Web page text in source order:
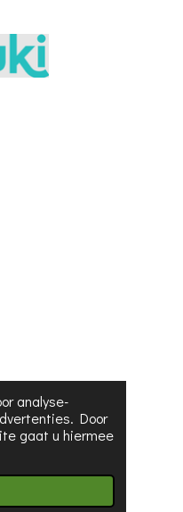
analyse-
Door
gaat u hiermee